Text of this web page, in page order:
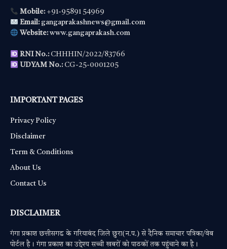
Mobile:+91-95891 54969
Email: gangaprakashnews@gmail.com
Website: www.gangaprakash.com
RNI No.:CHHHIN/2022/83766
UDYAM No.:CG-25-0001205
IMPORTANT PAGES
Privacy Policy
Disclaimer
Term & Conditions
About Us
Contact Us
DISCLAIMER
गंगा प्रकाश छत्तीसगढ के गरियाबंद जिले छुरा(न.प.) से दैनिक समाचार पत्रिका/वेब
पोर्टल है। गंगा प्रकाश का उद्देश्य सच्ची खबरों को पाठकों तक पहुंचाने का है।